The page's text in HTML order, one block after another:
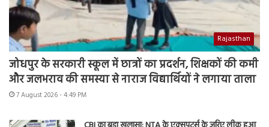
Rajasthan
जोधपुर के सरकारी स्कूल में छात्रों का प्रदर्शन, शिक्षकों की कमी
और जलभराव की समस्या से नाराज विद्यार्थियों ने लगाया ताला
7 August 2026 - 4:49 PM